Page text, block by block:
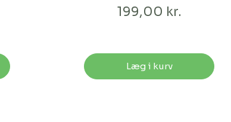
199,00 kr.
Læg i kurv